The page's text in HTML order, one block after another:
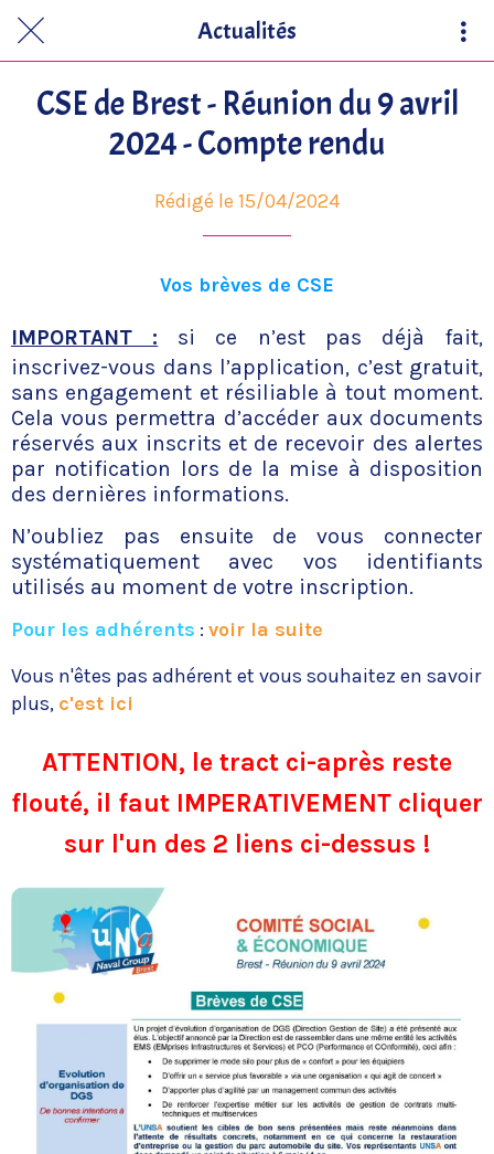
Actualités
CSE de Brest - Réunion du 9 avril
2024 - Compte rendu
Rédigé le 15/04/2024
Vos brèves de CSE
IMPORTANT : si ce n’est pas déjà fait,
inscrivez-vous dans l’application, c’est gratuit,
sans engagement et résiliable à tout moment.
Cela vous permettra d’accéder aux documents
réservés aux inscrits et de recevoir des alertes
par notification lors de la mise à disposition
des dernières informations.
N’oubliez pas ensuite de vous connecter
systématiquement avec vos identifiants
utilisés au moment de votre inscription.
Pour les adhérents : voir la suite
Vous n'êtes pas adhérent et vous souhaitez en savoir
plus, c'est ici
ATTENTION, le tract ci-après reste
flouté, il faut IMPERATIVEMENT cliquer
sur l'un des 2 liens ci-dessus !